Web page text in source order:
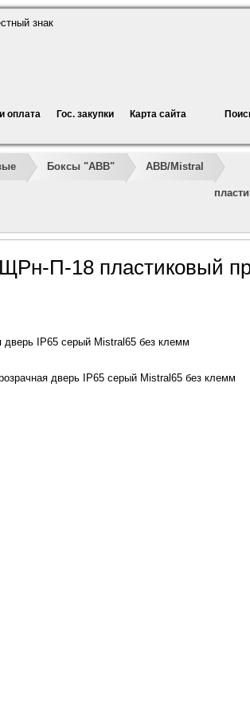
оплата Гос. закупки Карта сайта
»»
Боксы "АВВ" ABB/Mistral
П-18 пластиковый
IP65 серый Mistral65 без клемм
дверь IP65 серый Mistral65 без клемм